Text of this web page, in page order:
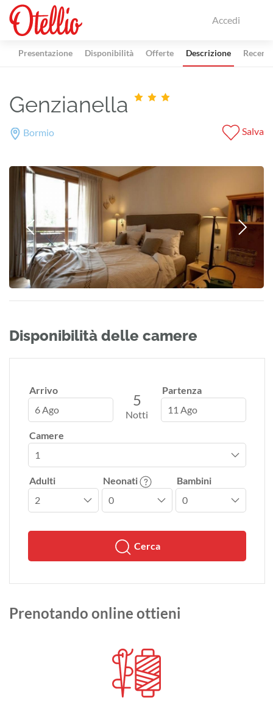
Accedi
Presentazione Disponibilità Offerte Descrizione
Genzianella
Bormio Salva
Disponibilità delle camere
Arrivo
6 Ago
5
Notti
Partenza
11 Ago
Camere
Adulti Neonati Bambini
Cerca
Prenotando online ottieni